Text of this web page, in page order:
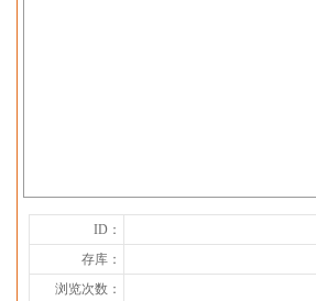
ID：
存库：
浏览次数：